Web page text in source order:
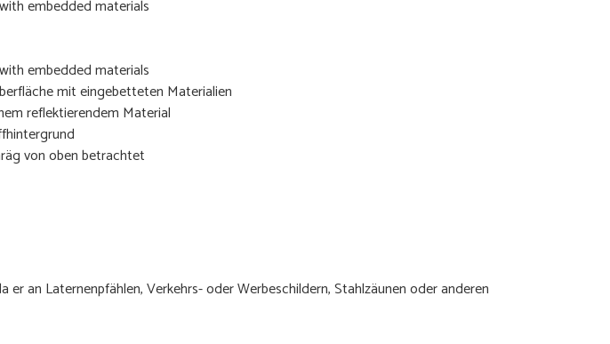
an Laternenpfählen, Verkehrs- oder Werbeschildern, Stahlzäunen oder anderen